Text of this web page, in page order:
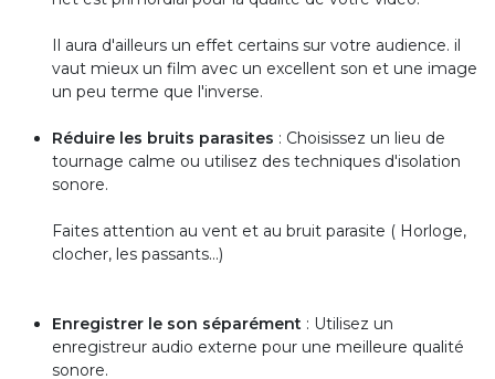
Il aura d'ailleurs un effet certains sur votre audience. il
vaut mieux un film avec un excellent son et une image
un peu terme que l'inverse.
Réduire les bruits parasites : Choisissez un lieu de
tournage calme ou utilisez des techniques d'isolation
sonore.
Faites attention au vent et au bruit parasite ( Horloge,
clocher, les passants...)
Enregistrer le son séparément : Utilisez un
enregistreur audio externe pour une meilleure qualité
sonore.